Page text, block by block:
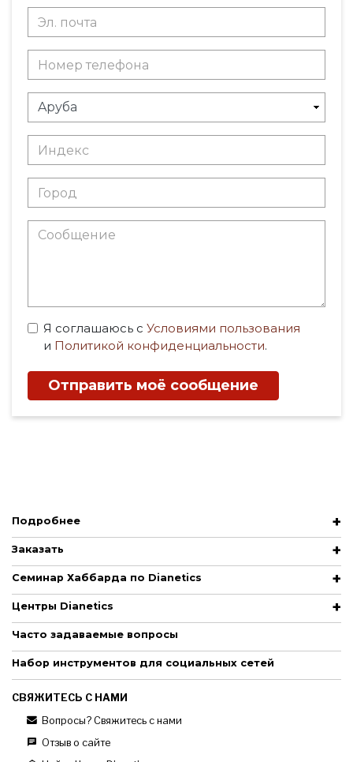
Я соглашаюсь с Условиями пользования
и Политикой конфиденциальности.
Отправить моё сообщение
Подробнее
Заказать
Семинар Хаббарда по Dianetics
Центры Dianetics
Часто задаваемые вопросы
Набор инструментов для социальных сетей
СВЯЖИТЕСЬ С НАМИ
Вопросы? Свяжитесь с нами
Отзыв о сайте